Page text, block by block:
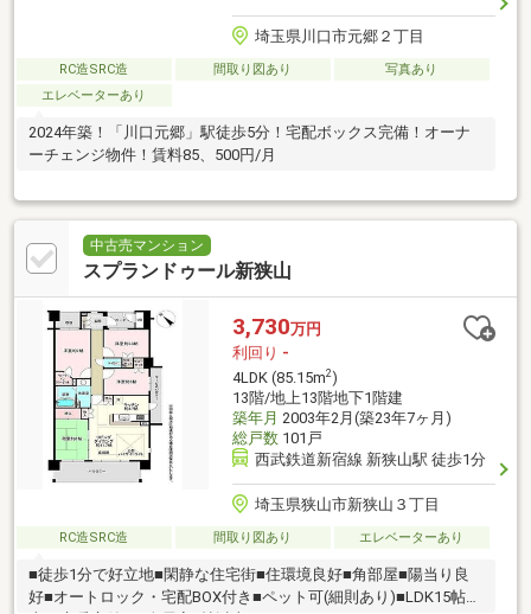
埼玉県川口市元郷２丁目
RC造SRC造 間取り図あり
写真あり
エレベーターあり
2024年築！「川口元郷」駅徒歩5分！宅配ボックス完備！オーナ
ーチェンジ物件！賃料85、500円/月
中古売マンション
スプランドゥール新狭山
3,730万円
利回り -
4LDK (85.15m2)
13階/地上13階地下1階建
築年月 2003年2月(築23年7ヶ月)
総戸数101戸
西武鉄道新宿線 新狭山駅 徒歩1分
埼玉県狭山市新狭山３丁目
RC造SRC造 間取り図あり エレベーターあり
■徒歩1分で好立地■閑静な住宅街■住環境良好■角部屋■陽当り良
好■オートロック・宅配BOX付き■ペット可(細則あり)■LDK15帖以